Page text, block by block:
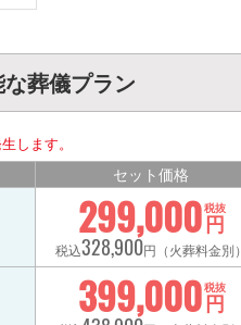
葬儀プラン
します。
セット価格
299,000円
税抜
税込328,900円（火葬料金別）
399,000円
税抜